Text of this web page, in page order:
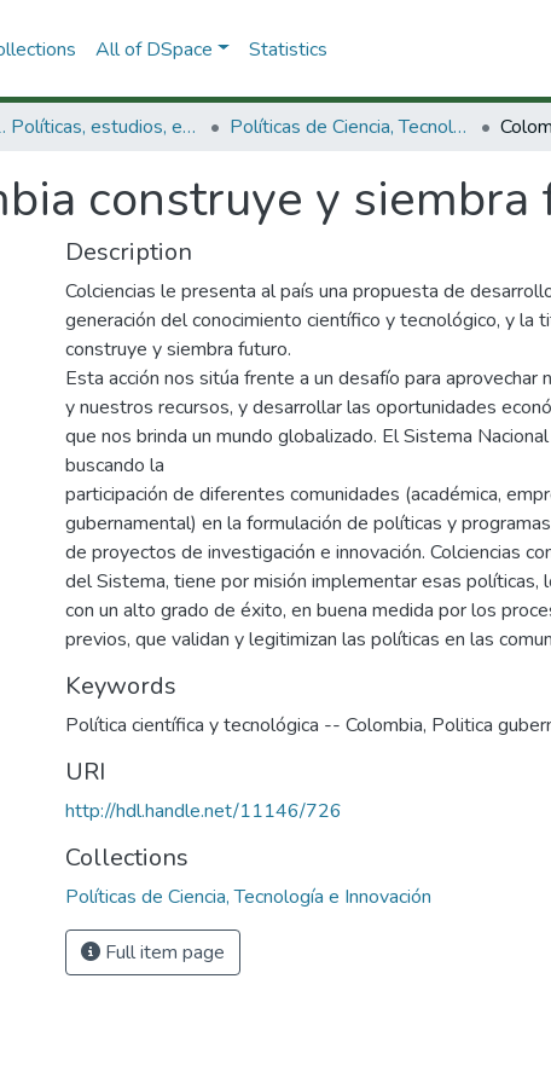
All of DSpace Statistics
3.2.1. Políticas, estudios, evaluaciones e indicadores de CTeI Políticas de Ciencia, Tecnología e Innovación
construye y siembra
Description
Colciencias le presenta al país una propuesta de
generación del conocimiento científico y tecnológico, y la
construye y siembra futuro.
Esta acción nos sitúa frente a un desafío para aprovechar
y nuestros recursos, y desarrollar las oportunidades
que nos brinda un mundo globalizado. El Sistema
buscando la
participación de diferentes comunidades (académica,
gubernamental) en la formulación de políticas y
de proyectos de investigación e innovación. Colciencias
del Sistema, tiene por misión implementar esas políticas,
con un alto grado de éxito, en buena medida por los
previos, que validan y legitimizan las políticas en las
Keywords
Política científica y tecnológica -- Colombia, Politica
URI
http://hdl.handle.net/11146/726
Collections
Políticas de Ciencia, Tecnología e Innovación
Full item page